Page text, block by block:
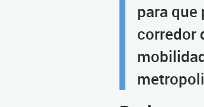
para
corredor